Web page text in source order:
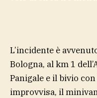
L’incidente è
Bologna, al km 1
Panigale e il bivio con
improvvisa, il